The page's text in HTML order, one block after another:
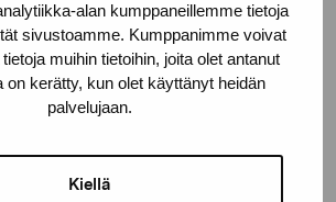
alan kumppaneillemme tietoja
sivustoamme. Kumppanimme voivat
muihin tietoihin, joita olet antanut
on kerätty, kun olet käyttänyt heidän
palvelujaan.
Kiellä